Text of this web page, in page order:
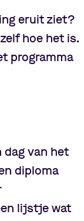
eruit ziet?
hoe het is.
programma
dag van het
diploma
lijstje wat